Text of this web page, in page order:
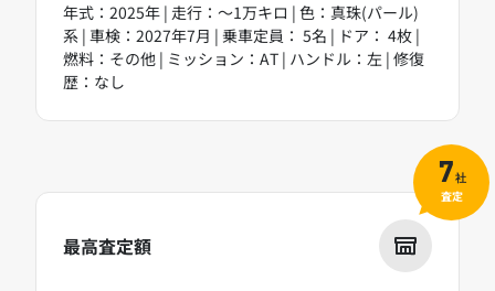
年式：2025年 | 走行：～1万キロ | 色：真珠(パール)
系 | 車検：2027年7月 | 乗車定員： 5名 | ドア： 4枚 |
燃料：その他 | ミッション：AT | ハンドル：左 | 修復
歴：なし
最高査定額
7社
査定